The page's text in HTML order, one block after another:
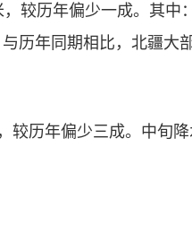
较历年偏少一成。其中
历年同期相比，北疆大
较历年偏少三成。中旬